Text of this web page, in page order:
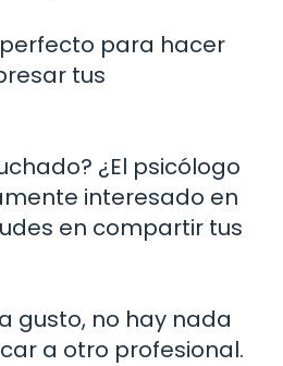
para hacer
tus
¿El psicólogo
interesado en
en compartir tus
gusto, no hay nada
a otro profesional.